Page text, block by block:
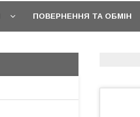
ПОВЕРНЕННЯ ТА ОБМІН